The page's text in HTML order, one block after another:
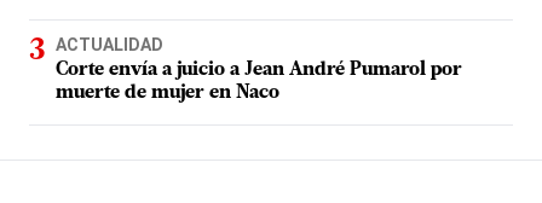
ACTUALIDAD
Corte envía a juicio a Jean André Pumarol por
muerte de mujer en Naco